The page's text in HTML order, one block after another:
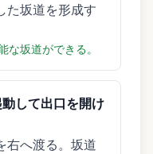
た坂道を形成す
坂道ができる。
して出口を開け
右へ渡る。坂道